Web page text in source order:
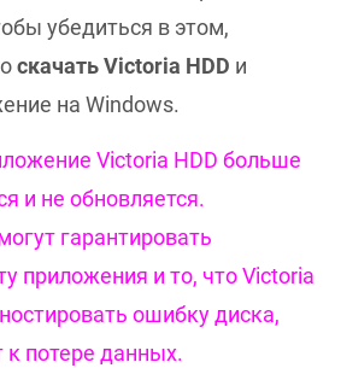
убедиться в этом,
скачать Victoria HDD и
на Windows.
Victoria HDD больше
и не обновляется.
гарантировать
приложения и то, что Victoria
ошибку диска,
к потере данных.